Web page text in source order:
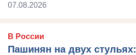
07.08.2026
В России
Пашинян на двух